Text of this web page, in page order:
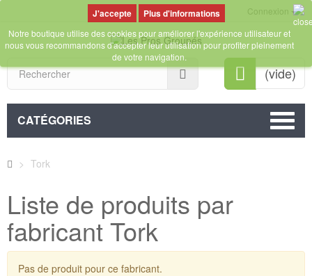
Connexion
Rechercher (vide)
CATÉGORIES
Plus d'informations
Notre boutique utilise des cookies pour améliorer l'expérience utilisateur et
nous vous recommandons d'accepter leur utilisation pour profiter pleinement
de votre navigation.
> Tork
Liste de produits par
fabricant Tork
Pas de produit pour ce fabricant.